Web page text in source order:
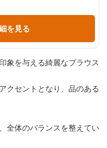
を見る
象を与える綺麗なブラウス
クセントとなり、品のある
全体のバランスを整えてい